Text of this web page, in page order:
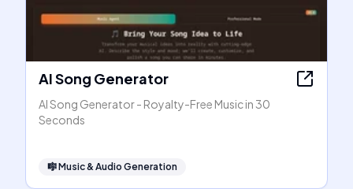
AI Song Generator
AI Song Generator - Royalty-Free Music in 30
Seconds
🎼Music & Audio Generation